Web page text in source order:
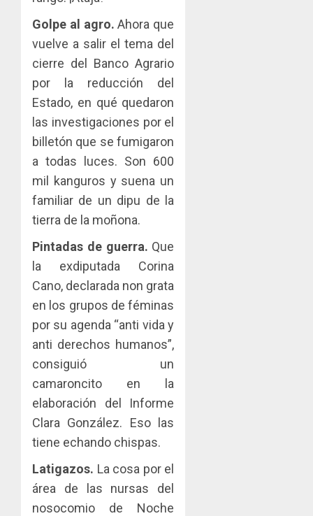
Golpe al agro.Ahora que
vuelve a salir el tema del
cierre del Banco Agrario
por la reducción del
Estado, en qué quedaron
las investigaciones por el
billetón que se fumigaron
a todas luces. Son 600
mil kanguros y suena un
familiar de un dipu de la
tierra de la moñona.
Pintadas de guerra. Que
la exdiputada Corina
Cano, declarada non grata
en los grupos de féminas
por su agenda “anti vida y
anti derechos humanos”,
consiguió un
camaroncito en la
elaboración del Informe
Clara González. Eso las
tiene echando chispas.
Latigazos. La cosa por el
área de las nursas del
nosocomio de Noche